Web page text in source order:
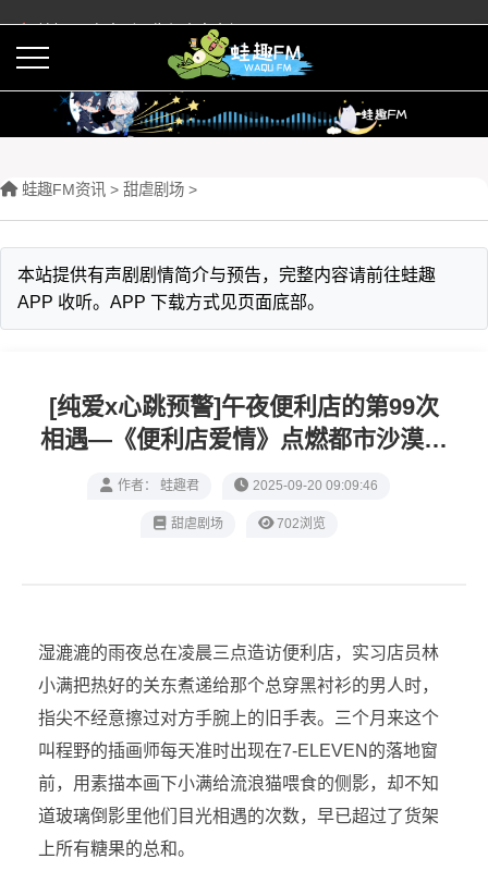
蛙趣FM有声剧预告与内容介绍
蛙趣FM资讯 > 甜虐剧场 >
本站提供有声剧剧情简介与预告，完整内容请前往蛙趣
APP 收听。APP 下载方式见页面底部。
[纯爱x心跳预警]午夜便利店的第99次
相遇—《便利店爱情》点燃都市沙漠里
的星光巢穴
作者： 蛙趣君 2025-09-20 09:09:46
甜虐剧场 702浏览
湿漉漉的雨夜总在凌晨三点造访便利店，实习店员林
小满把热好的关东煮递给那个总穿黑衬衫的男人时，
指尖不经意擦过对方手腕上的旧手表。三个月来这个
叫程野的插画师每天准时出现在7-ELEVEN的落地窗
前，用素描本画下小满给流浪猫喂食的侧影，却不知
道玻璃倒影里他们目光相遇的次数，早已超过了货架
上所有糖果的总和。